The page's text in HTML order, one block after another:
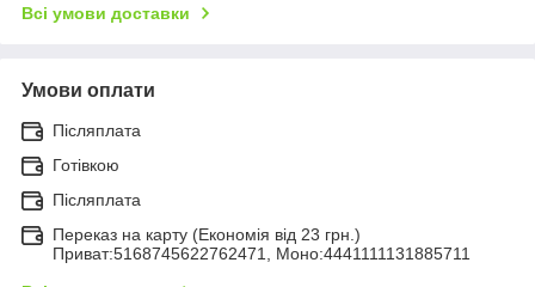
Всі умови доставки
Умови оплати
Післяплата
Готівкою
Післяплата
Переказ на карту (Економія від 23 грн.)
Приват:5168745622762471, Моно:4441111131885711